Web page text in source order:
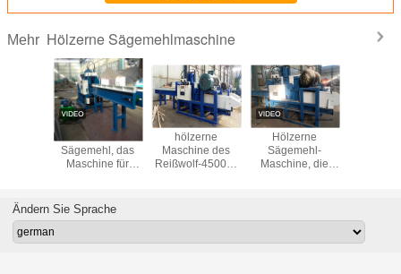
Mehr Hölzerne Sägemehlmaschine
Industrielles Grad-
Sägemehl, das
Maschine für
Brennstoff
herstellt
hölzerne
Maschine des
Reißwolf-4500kg
Hölzerne
Sägemehl-
Maschine, die
macht
Ändern Sie Sprache